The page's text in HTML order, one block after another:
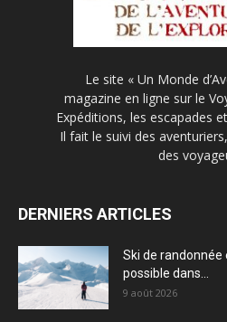
Le site « Un Monde
magazine en ligne sur le
Expéditions, les escapades
Il fait le suivi des
des
DERNIERS ARTICLES
Ski de randonnée
possible dans...
9 août 2026